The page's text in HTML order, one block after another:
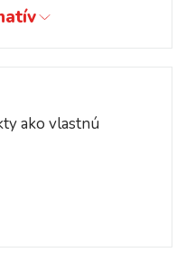
ako vlastnú